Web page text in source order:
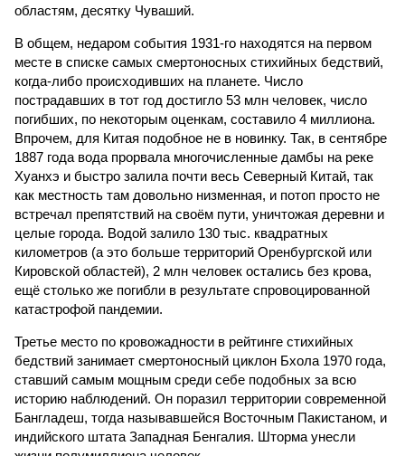
областям, десятку Чуваший.
В общем, недаром события 1931-го находятся на первом
месте в списке самых смертоносных стихийных бедствий,
когда-либо происходивших на планете. Число
пострадавших в тот год достигло 53 млн человек, число
погибших, по некоторым оценкам, составило 4 миллиона.
Впрочем, для Китая подобное не в новинку. Так, в сентябре
1887 года вода прорвала многочисленные дамбы на реке
Хуанхэ и быстро залила почти весь Северный Китай, так
как местность там довольно низменная, и потоп просто не
встречал препятствий на своём пути, уничтожая деревни и
целые города. Водой залило 130 тыс. квадратных
километров (а это больше территорий Оренбургской или
Кировской областей), 2 млн человек остались без крова,
ещё столько же погибли в результате спровоцированной
катастрофой пандемии.
Третье место по кровожадности в рейтинге стихийных
бедствий занимает смертоносный циклон Бхола 1970 года,
ставший самым мощным среди себе подобных за всю
историю наблюдений. Он поразил территории современной
Бангладеш, тогда называвшейся Восточным Пакистаном, и
индийского штата Западная Бенгалия. Шторма унесли